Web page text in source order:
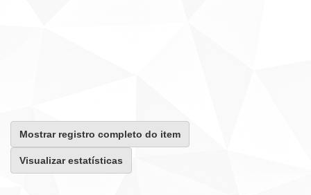
Mostrar registro completo do item
Visualizar estatísticas